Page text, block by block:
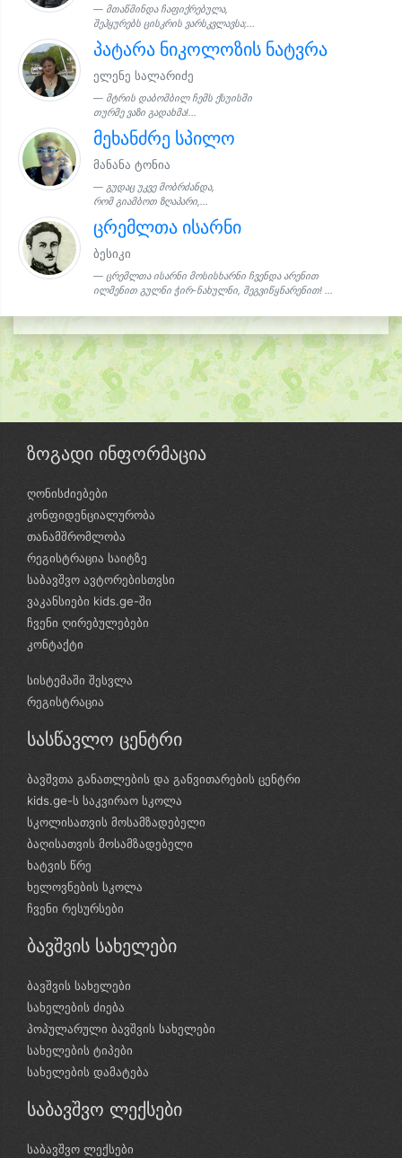
მთაწმინდა ჩაფიქრებულა,
შეჰყურებს ცისკრის ვარსკვლავსა;...
პატარა ნიკოლოზის ნატვრა
ელენე სალარიძე
მტრის დაბომბილ ჩემს ქსუისში
თურმე ვაზი გადახმა!...
მეხანძრე სპილო
მანანა ტონია
გუდაც უკვე მობრძანდა,
რომ გიამბოთ ზღაპარი,...
ცრემლთა ისარნი
ბესიკი
ცრემლთა ისარნი მოსისხარნი ჩვენდა არენით
ილმენით გულნი ჭირ-ნახულნი, შეგვიწყნარენით! ...
ზოგადი ინფორმაცია
ღონისძიებები
კონფიდენციალურობა
თანამშრომლობა
რეგისტრაცია საიტზე
საბავშვო ავტორებისთვსი
ვაკანსიები kids.ge-ში
ჩვენი ღირებულებები
კონტაქტი
სისტემაში შესვლა
რეგისტრაცია
სასწავლო ცენტრი
ბავშვთა განათლების და განვითარების ცენტრი
kids.ge-ს საკვირაო სკოლა
სკოლისათვის მოსამზადებელი
ბაღისათვის მოსამზადებელი
ხატვის წრე
ხელოვნების სკოლა
ჩვენი რესურსები
ბავშვის სახელები
ბავშვის სახელები
სახელების ძიება
პოპულარული ბავშვის სახელები
სახელების ტიპები
სახელების დამატება
საბავშვო ლექსები
საბავშვო ლექსები